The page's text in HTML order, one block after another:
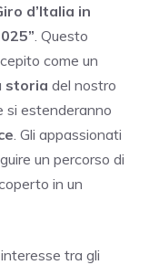
d’Italia in
. Questo
come un
storia del nostro
si estenderanno
. Gli appassionati
un percorso di
in un
tra gli